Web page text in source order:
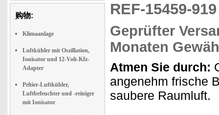
购物:
Klimaanlage
Luftkühler mit Oszillation,
Ionisator und 12-Volt-Kfz-
Adapter
Peltier-Luftkühler,
Luftbefeuchter und -reiniger
mit Ionisator
REF-15459-
Geprüfter
Monaten
Atmen Sie durch:
angenehm frische
saubere Raumluft.